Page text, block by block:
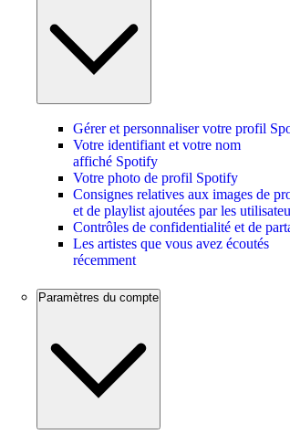
Gérer et personnaliser votre profil
Votre identifiant et votre nom
affiché Spotify
Votre photo de profil Spotify
Consignes relatives aux images de
et de playlist ajoutées par les
Contrôles de confidentialité et de
Les artistes que vous avez écoutés
récemment
Paramètres du compte